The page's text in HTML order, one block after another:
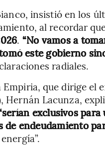
insistió en los
al recordar
. “No vamos a
este gobierno
radiales.
que dirige el
Hernán Lacunza,
exclusivos
endeudamiento